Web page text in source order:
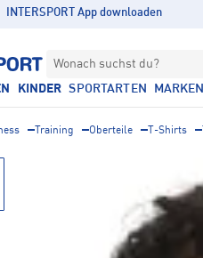
INTERSPORT App downloaden
Wonach suchst du?
KINDER SPORTARTEN MARKEN
Training Oberteile T-Shirts